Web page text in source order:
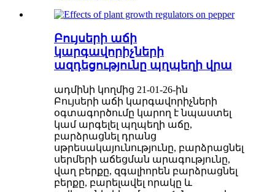
Բույսերի աճի
կարգավորիչների
ազդեցությունը պղպեղի վրա
ադմինի կողմից 21-01-26-ին
Բույսերի աճի կարգավորիչների
օգտագործումը կարող է նպաստել
կամ արգելել պղպեղի աճը,
բարձրացնել դրանց
սթրեսակայունությունը, բարձրացնել
սերմերի աճեցման արագությունը,
վաղ բերքը, զգալիորեն բարձրացնել
բերքը, բարելավել որակը և